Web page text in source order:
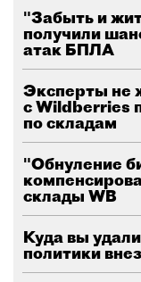
"Забыть и
получили
атак БПЛА
Эксперты не
с Wildberries
по складам
"Обнуление
склады WB
Куда вы
политики